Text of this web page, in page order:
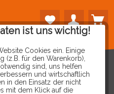
ist uns wichtig!
Cookies ein. Einige
(z.B. für den Warenkorb),
sind, uns helfen
und wirtschaftlich
in den Einsatz der nicht
mit dem Klick auf die